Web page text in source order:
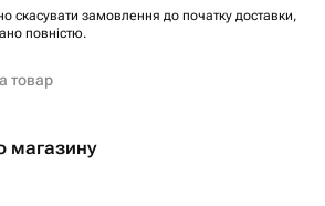
скасувати замовлення до початку доставки,
повністю.
товар
магазину